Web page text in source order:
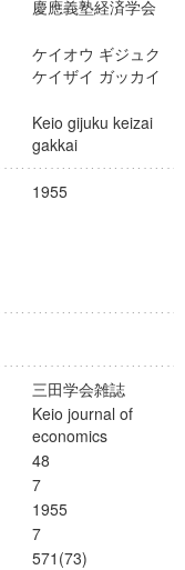
慶應義塾経済学会
ケイオウ ギジュク
ケイザイ ガッカイ
Keio gijuku keizai
gakkai
1955
三田学会雑誌
Keio journal of
economics
48
7
1955
7
571(73)